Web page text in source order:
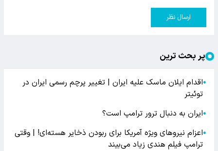
ارسال نظر
پر بحث ترین
●اقدام ایلان ماسک علیه ایران | تغییر پرچم رسمی ایران در
توئیتر
●ایران به دنبال ترور ترامپ است؟
●اعزام نیروهای ویژه آمریکا برای ربودن ذخایر هسته‌ای! | وقتی
ترامپ فیلم هندی زیاد می‌بیند